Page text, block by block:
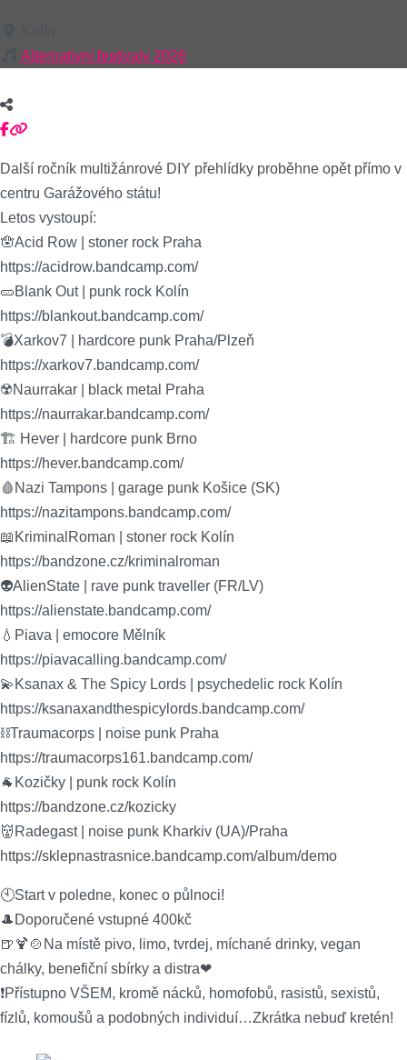
Alternativní festivaly 2026
Další ročník multižánrové DIY přehlídky proběhne opět přímo v
centru Garážového státu!
Letos vystoupí:
🪬Acid Row | stoner rock Praha
https://acidrow.bandcamp.com/
🥒Blank Out | punk rock Kolín
https://blankout.bandcamp.com/
💣Xarkov7 | hardcore punk Praha/Plzeň
https://xarkov7.bandcamp.com/
☢️Naurrakar | black metal Praha
https://naurrakar.bandcamp.com/
🏗 Hever | hardcore punk Brno
https://hever.bandcamp.com/
🩸Nazi Tampons | garage punk Košice (SK)
https://nazitampons.bandcamp.com/
📖KriminalRoman | stoner rock Kolín
https://bandzone.cz/kriminalroman
👽AlienState | rave punk traveller (FR/LV)
https://alienstate.bandcamp.com/
💧Piava | emocore Mělník
https://piavacalling.bandcamp.com/
💫Ksanax & The Spicy Lords | psychedelic rock Kolín
https://ksanaxandthespicylords.bandcamp.com/
⛓Traumacorps | noise punk Praha
https://traumacorps161.bandcamp.com/
🐐Kozičky | punk rock Kolín
https://bandzone.cz/kozicky
👹Radegast | noise punk Kharkiv (UA)/Praha
https://sklepnastrasnice.bandcamp.com/album/demo
🕙Start v poledne, konec o půlnoci!
🎩Doporučené vstupné 400kč
🍺🍹🍲Na místě pivo, limo, tvrdej, míchané drinky, vegan
chálky, benefiční sbírky a distra❤
❗️Přístupno VŠEM, kromě nácků, homofobů, rasistů, sexistů,
fízlů, komoušů a podobných individuí…Zkrátka nebuď kretén!